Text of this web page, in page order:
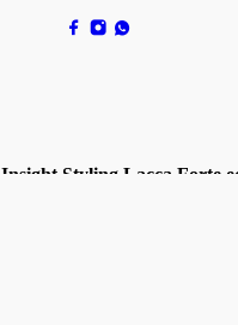
Insight Styling Lacca Forte